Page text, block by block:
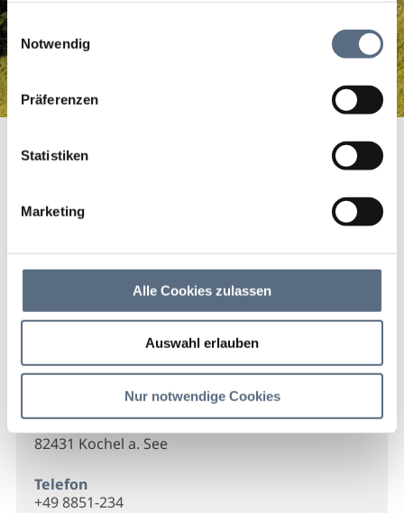
zusammen, die Sie ihnen bereitgestellt haben oder die
sie im Rahmen Ihrer Nutzung der Dienste gesammelt
Einwilligungsauswahl
Notwendig
Präferenzen
Statistiken
Marketing
Alle Cookies zulassen
Auswahl erlauben
Nur notwendige Cookies
Herzogstand
Kontakt
Berggasthaus Herzogstand
Fahrenberg
82431 Kochel a. See
Telefon
+49 8851-234